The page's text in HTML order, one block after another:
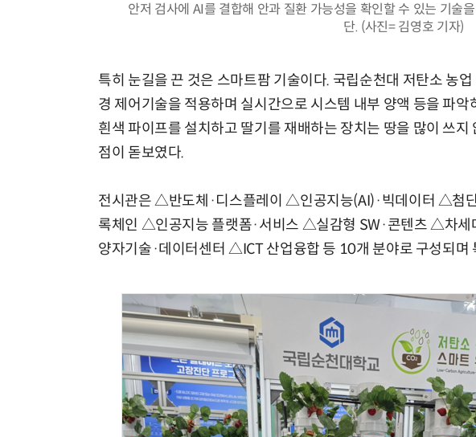
안저 검사에 AI를 결합해 안과 질환 가능성을 확인할 수 있는 기술
단. (사진= 김영호 기자)
특히 눈길을 끈 것은 스마트팜 기술이다. 국립순천대 저탄소 농
경 제어기술을 적용하며 실시간으로 시스템 내부 양액 등을 파
흰색 파이프를 설치하고 딸기를 재배하는 장치는 땅을 많이 쓰
점이 돋보였다.
전시관은 △반도체·디스플레이 △인공지능(AI)·빅데이터 △첨
록체인 △인공지능 플랫폼·서비스 △실감형 SW·콘텐츠 △차
양자기술·데이터센터 △ICT 산업융합 등 10개 분야로 구성되며
“계속 쫓아왔다”…도망치던 우크라 민간인 공격한 러 자폭 드론